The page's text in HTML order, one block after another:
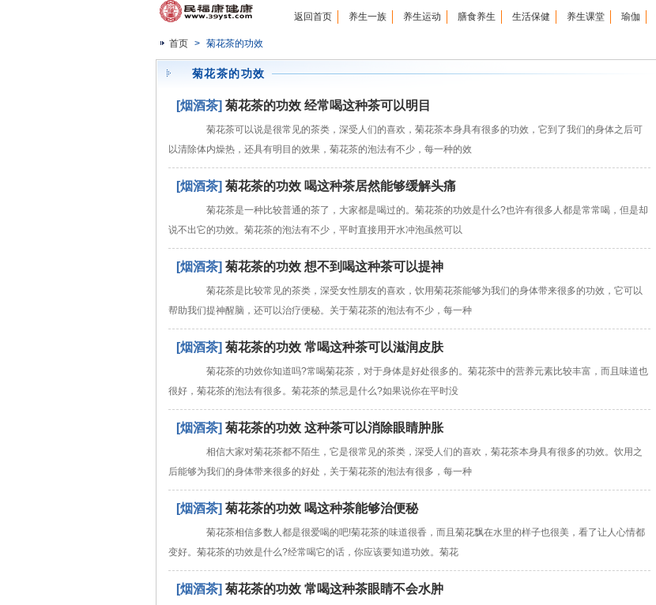
返回首页 养生一族 养生运动 膳食养生 生活保健 养生课堂 瑜伽
首页 > 菊花茶的功效
菊花茶的功效
[烟酒茶] 菊花茶的功效 经常喝这种茶可以明目
菊花茶可以说是很常见的茶类，深受人们的喜欢，菊花茶本身具有很多的功效，它到了我们的身体之后可
以清除体内燥热，还具有明目的效果，菊花茶的泡法有不少，每一种的效
[烟酒茶] 菊花茶的功效 喝这种茶居然能够缓解头痛
菊花茶是一种比较普通的茶了，大家都是喝过的。菊花茶的功效是什么?也许有很多人都是常常喝，但是却
说不出它的功效。菊花茶的泡法有不少，平时直接用开水冲泡虽然可以
[烟酒茶] 菊花茶的功效 想不到喝这种茶可以提神
菊花茶是比较常见的茶类，深受女性朋友的喜欢，饮用菊花茶能够为我们的身体带来很多的功效，它可以
帮助我们提神醒脑，还可以治疗便秘。关于菊花茶的泡法有不少，每一种
[烟酒茶] 菊花茶的功效 常喝这种茶可以滋润皮肤
菊花茶的功效你知道吗?常喝菊花茶，对于身体是好处很多的。菊花茶中的营养元素比较丰富，而且味道也
很好，菊花茶的泡法有很多。菊花茶的禁忌是什么?如果说你在平时没
[烟酒茶] 菊花茶的功效 这种茶可以消除眼睛肿胀
相信大家对菊花茶都不陌生，它是很常见的茶类，深受人们的喜欢，菊花茶本身具有很多的功效。饮用之
后能够为我们的身体带来很多的好处，关于菊花茶的泡法有很多，每一种
[烟酒茶] 菊花茶的功效 喝这种茶能够治便秘
菊花茶相信多数人都是很爱喝的吧!菊花茶的味道很香，而且菊花飘在水里的样子也很美，看了让人心情都
变好。菊花茶的功效是什么?经常喝它的话，你应该要知道功效。菊花
[烟酒茶] 菊花茶的功效 常喝这种茶眼睛不会水肿